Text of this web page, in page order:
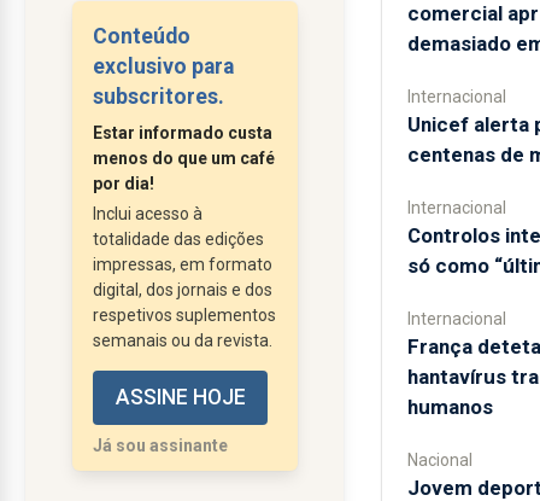
difícil perspetivar, que
serão bastante
conturbados.
sobre cada um dos
principais candidatos.
António José Seguro:
Foi até agora o mais
equilibrado e com uma
postura nos debates,
de acordo com a
dignidade da instituição
- Presidência da
República. Definiu bem
a linha mestra, se for
Conteúdo
exclusivo para
subscritores.
Estar informado custa
menos do que um café
por dia!
Inclui acesso à
totalidade das edições
impressas, em formato
digital, dos jornais e dos
respetivos suplementos
semanais ou da revista.
ASSINE HOJE
Já sou assinante
comercial
demasiado
Internacional
Unicef alerta
centenas de
Internacional
Controlos
só como
Internacional
França
hantavírus
humanos
Nacional
Jovem